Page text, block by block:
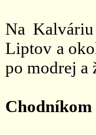
Na
Liptov a
po modrej a